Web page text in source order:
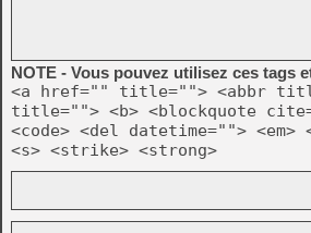
NOTE - Vous pouvez utilisez ces tags
<a href="" title=""> <abbr
title=""> <b> <blockquote
<code> <del datetime="">
<s> <strike> <strong>